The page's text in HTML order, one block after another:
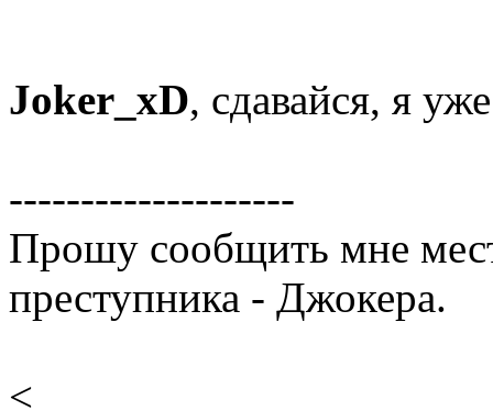
Joker_xD, сдавайся, я
--------------------
Прошу сообщить мне
преступника - Джокера.
<